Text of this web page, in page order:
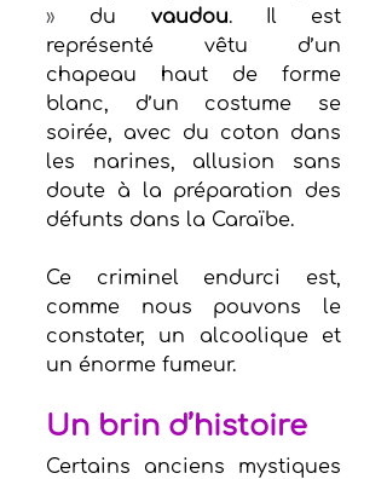
» du vaudou. Il est
représenté vêtu d’un
chapeau haut de forme
blanc, d’un costume se
soirée, avec du coton dans
les narines, allusion sans
doute à la préparation des
défunts dans la Caraïbe.
Ce criminel endurci est,
comme nous pouvons le
constater, un alcoolique et
un énorme fumeur.
Un brin d’histoire
Certains anciens mystiques